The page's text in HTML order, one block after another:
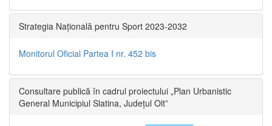
Strategia Națională pentru Sport 2023-2032
Monitorul Oficial Partea I nr. 452 bis
Consultare publică în cadrul proiectului „Plan Urbanistic
General Municipiul Slatina, Județul Olt”